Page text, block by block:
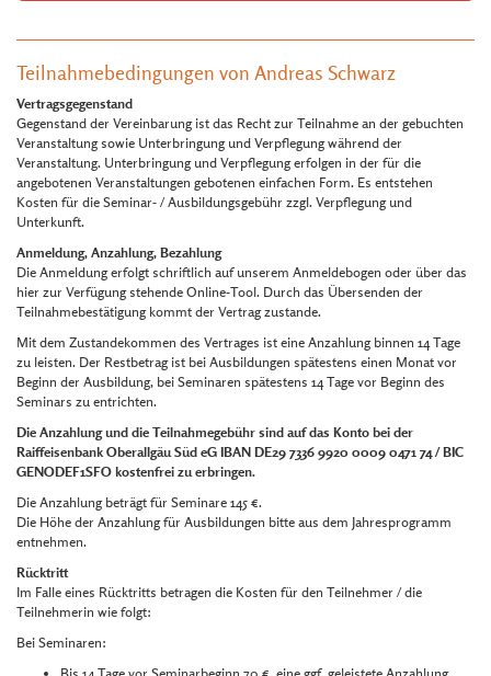
Teilnahmebedingungen von Andreas Schwarz
Vertragsgegenstand
Gegenstand der Vereinbarung ist das Recht zur Teilnahme an der gebuchten
Veranstaltung sowie Unterbringung und Verpflegung während der
Veranstaltung. Unterbringung und Verpflegung erfolgen in der für die
angebotenen Veranstaltungen gebotenen einfachen Form. Es entstehen
Kosten für die Seminar- / Ausbildungsgebühr zzgl. Verpflegung und
Unterkunft.
Anmeldung, Anzahlung, Bezahlung
Die Anmeldung erfolgt schriftlich auf unserem Anmeldebogen oder über das
hier zur Verfügung stehende Online-Tool. Durch das Übersenden der
Teilnahmebestätigung kommt der Vertrag zustande.
Mit dem Zustandekommen des Vertrages ist eine Anzahlung binnen 14 Tage
zu leisten. Der Restbetrag ist bei Ausbildungen spätestens einen Monat vor
Beginn der Ausbildung, bei Seminaren spätestens 14 Tage vor Beginn des
Seminars zu entrichten.
Die Anzahlung und die Teilnahmegebühr sind auf das Konto bei der
Raiffeisenbank Oberallgäu Süd eG IBAN DE29 7336 9920 0009 0471 74 / BIC
GENODEF1SFO kostenfrei zu erbringen.
Die Anzahlung beträgt für Seminare 145 €.
Die Höhe der Anzahlung für Ausbildungen bitte aus dem Jahresprogramm
entnehmen.
Rücktritt
Im Falle eines Rücktritts betragen die Kosten für den Teilnehmer / die
Teilnehmerin wie folgt:
Bei Seminaren: